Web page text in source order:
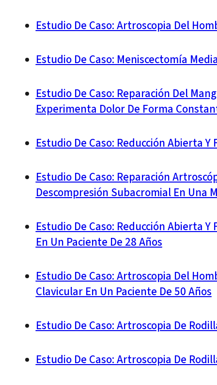
Estudio De Caso: Artroscopia Del
Estudio De Caso: Meniscectomía
Estudio De Caso: Reparación Del
Experimenta Dolor De Forma
Estudio De Caso: Reducción Abierta
Estudio De Caso: Reparación
Descompresión Subacromial En Una
Estudio De Caso: Reducción Abierta
En Un Paciente De 28 Años
Estudio De Caso: Artroscopia Del
Clavicular En Un Paciente De 50 Años
Estudio De Caso: Artroscopia De
Estudio De Caso: Artroscopia De